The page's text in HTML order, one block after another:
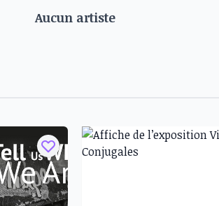
:+237 696 817
Aucun artiste